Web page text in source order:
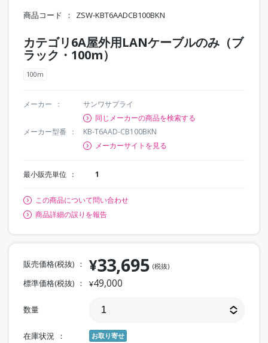
商品コード ZSW-KBT6AADCB100BKN
カテゴリ6A屋外用LANケーブルのみ（ブ
ラック・100m）
100m
メーカー
サンワサプライ
同じメーカーの商品を検索する
メーカー型番
KB-T6AAD-CB100BKN
メーカーサイトを見る
最小販売単位 1
この商品について問い合わせ
商品詳細の誤りを報告
販売価格(税抜) ¥33,695 (税抜)
標準価格(税抜) ¥49,000
数量
在庫状況 お取り寄せ